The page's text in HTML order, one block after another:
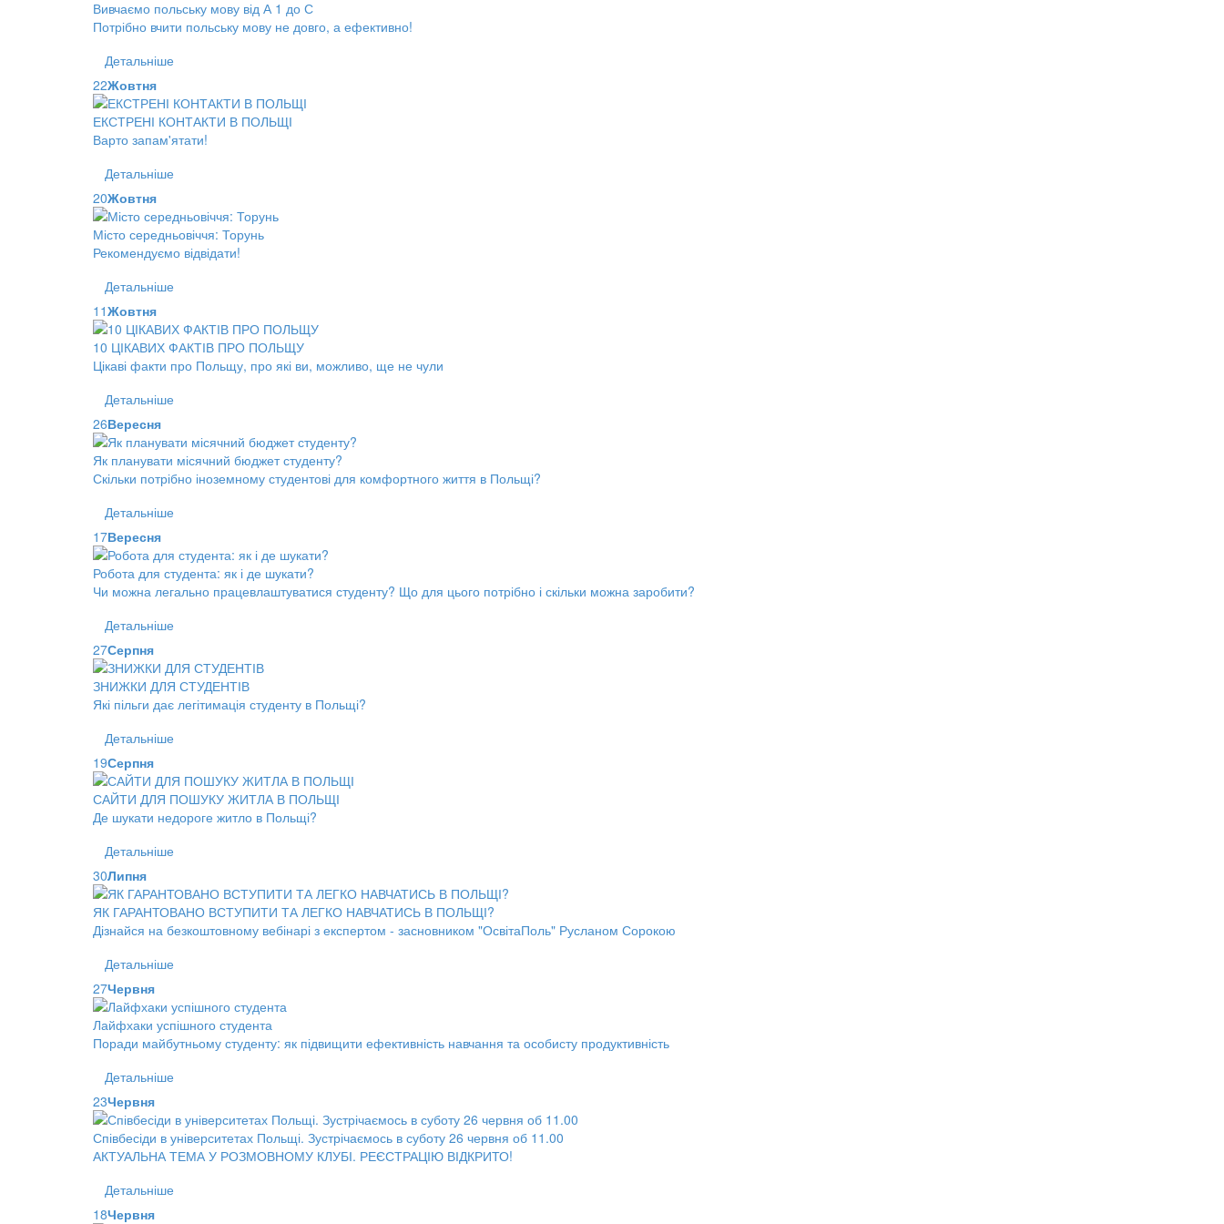
Вивчаємо польську мову від А 1 до С
Потрібно вчити польську мову не довго, а ефективно!
Детальніше
22Жовтня
ЕКСТРЕНІ КОНТАКТИ В ПОЛЬЩІ
Варто запам'ятати!
Детальніше
20Жовтня
Місто середньовіччя: Торунь
Рекомендуємо відвідати!
Детальніше
11Жовтня
10 ЦІКАВИХ ФАКТІВ ПРО ПОЛЬЩУ
Цікаві факти про Польщу, про які ви, можливо, ще не чули
Детальніше
26Вересня
Як планувати місячний бюджет студенту?
Скільки потрібно іноземному студентові для комфортного життя в Польщі?
Детальніше
17Вересня
Робота для студента: як і де шукати?
Чи можна легально працевлаштуватися студенту? Що для цього потрібно і скільки можна заробити?
Детальніше
27Серпня
ЗНИЖКИ ДЛЯ СТУДЕНТІВ
Які пільги дає легітимація студенту в Польщі?
Детальніше
19Серпня
САЙТИ ДЛЯ ПОШУКУ ЖИТЛА В ПОЛЬЩІ
Де шукати недороге житло в Польщі?
Детальніше
30Липня
ЯК ГАРАНТОВАНО ВСТУПИТИ ТА ЛЕГКО НАВЧАТИСЬ В ПОЛЬЩІ?
Дізнайся на безкоштовному вебінарі з експертом - засновником "ОсвітаПоль" Русланом Сорокою
Детальніше
27Червня
Лайфхаки успішного студента
Поради майбутньому студенту: як підвищити ефективність навчання та особисту продуктивність
Детальніше
23Червня
Співбесіди в університетах Польщі. Зустрічаємось в суботу 26 червня об 11.00
АКТУАЛЬНА ТЕМА У РОЗМОВНОМУ КЛУБІ. РЕЄСТРАЦІЮ ВІДКРИТО!
Детальніше
18Червня